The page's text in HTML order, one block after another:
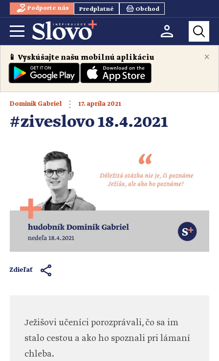
Podporte nás Predplatné Obchod
×
📱 Vyskúšajte našu mobilnú aplikáciu
Dominik Gabriel 17. apríla 2021
#ziveslovo 18.4.2021
Zdieľať
Ježišovi učeníci porozprávali, čo sa im
stalo cestou a ako ho spoznali pri lámaní
chleba.